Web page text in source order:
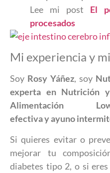
Lee mi post El
procesados
Mi experiencia y
Soy Rosy Yáñez, soy
experta en Nutrición
Alimentación
efectiva y ayuno
Si quieres evitar o
mejorar tu
diabetes tipo 2, o si